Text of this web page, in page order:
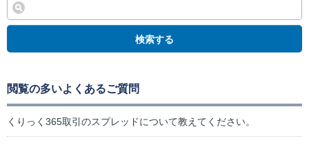
検索する
閲覧の多いよくあるご質問
くりっく365取引のスプレッドについて教えてください。